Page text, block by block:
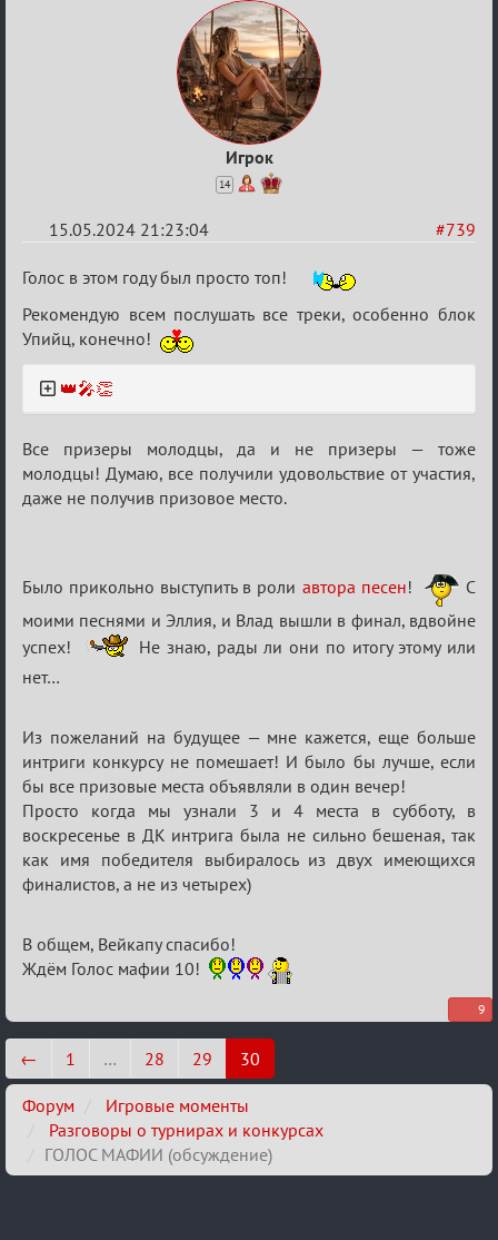
Игрок
14
#739
15.05.2024 21:23:04
Re:
ГОЛОС
МАФИИ
(обсуждение)
Голос в этом году был просто топ!
Рекомендую всем послушать все треки, особенно блок
Упийц, конечно!
👑🎤👏
Все призеры молодцы, да и не призеры — тоже
молодцы! Думаю, все получили удовольствие от участия,
даже не получив призовое место.
Было прикольно выступить в роли автора песен!
С
моими песнями и Эллия, и Влад вышли в финал, вдвойне
успех!
Не знаю, рады ли они по итогу этому или
нет…
Из пожеланий на будущее — мне кажется, еще больше
интриги конкурсу не помешает! И было бы лучше, если
бы все призовые места объявляли в один вечер!
Просто когда мы узнали 3 и 4 места в субботу, в
воскресенье в ДК интрига была не сильно бешеная, так
как имя победителя выбиралось из двух имеющихся
финалистов, а не из четырех)
В общем, Вейкапу спасибо!
Ждём Голос мафии 10!
9
← 1 … 28 29 30
Форум
Игровые моменты
Разговоры о турнирах и конкурсах
ГОЛОС МАФИИ (обсуждение)